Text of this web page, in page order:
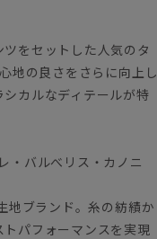
をセットした人気のタ
地の良さをさらに向上し
カルなディテールが特
・バルべリス・カノニ
地ブランド。糸の紡績か
パフォーマンスを実現